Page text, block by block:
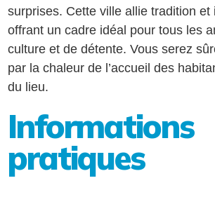
surprises. Cette ville allie tradition et
offrant un cadre idéal pour tous les
culture et de détente. Vous serez
par la chaleur de l’accueil des
du lieu.
Informations
pratiques